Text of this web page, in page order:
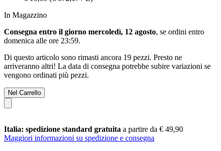
In Magazzino
Consegna entro il giorno mercoledì, 12 agosto, se ordini entro
domenica alle ore 23:59.
Di questo articolo sono rimasti ancora 19 pezzi. Presto ne
arriveranno altri! La data di consegna potrebbe subire variazioni se
vengono ordinati più pezzi.
Nel Carrello
Italia: spedizione standard gratuita a partire da € 49,90
Maggiori informazioni su spedizione e consegna